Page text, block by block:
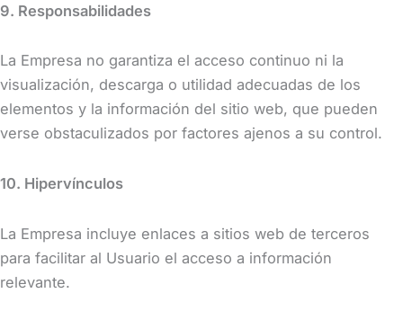
9. Responsabilidades
La Empresa no garantiza el acceso continuo ni la
visualización, descarga o utilidad adecuadas de los
elementos y la información del sitio web, que pueden
verse obstaculizados por factores ajenos a su control.
10. Hipervínculos
La Empresa incluye enlaces a sitios web de terceros
para facilitar al Usuario el acceso a información
relevante.